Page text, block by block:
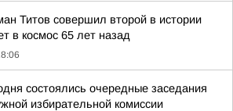
Титов совершил второй в истории
в космос 65 лет назад
состоялись очередные заседания
избирательной комиссии